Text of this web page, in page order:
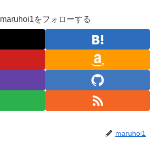
maruhoi1をフォローする
maruhoi1